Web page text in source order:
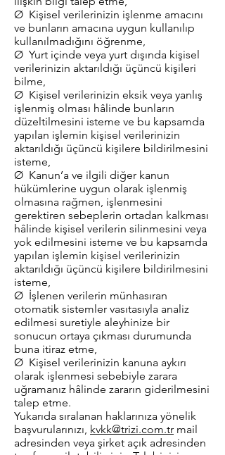
Ø Kişisel verilerinizin işlenme amacını
ve bunların amacına uygun kullanılıp
kullanılmadığını öğrenme,
Ø Yurt içinde veya yurt dışında kişisel
verilerinizin aktarıldığı üçüncü kişileri
bilme,
Ø Kişisel verilerinizin eksik veya yanlış
işlenmiş olması hâlinde bunların
düzeltilmesini isteme ve bu kapsamda
yapılan işlemin kişisel verilerinizin
aktarıldığı üçüncü kişilere bildirilmesini
isteme,
Ø Kanun’a ve ilgili diğer kanun
hükümlerine uygun olarak işlenmiş
olmasına rağmen, işlenmesini
gerektiren sebeplerin ortadan kalkması
hâlinde kişisel verilerin silinmesini veya
yok edilmesini isteme ve bu kapsamda
yapılan işlemin kişisel verilerinizin
aktarıldığı üçüncü kişilere bildirilmesini
isteme,
Ø İşlenen verilerin münhasıran
otomatik sistemler vasıtasıyla analiz
edilmesi suretiyle aleyhinize bir
sonucun ortaya çıkması durumunda
buna itiraz etme,
Ø Kişisel verilerinizin kanuna aykırı
olarak işlenmesi sebebiyle zarara
uğramanız hâlinde zararın giderilmesini
talep etme.
Yukarıda sıralanan haklarınıza yönelik
başvurularınızı, kvkk@trizi.com.tr mail
adresinden veya şirket açık adresinden